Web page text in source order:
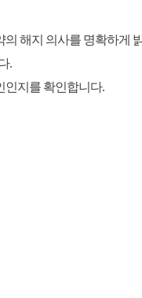
해지 의사를 명확하게
.
인지를 확인합니다.